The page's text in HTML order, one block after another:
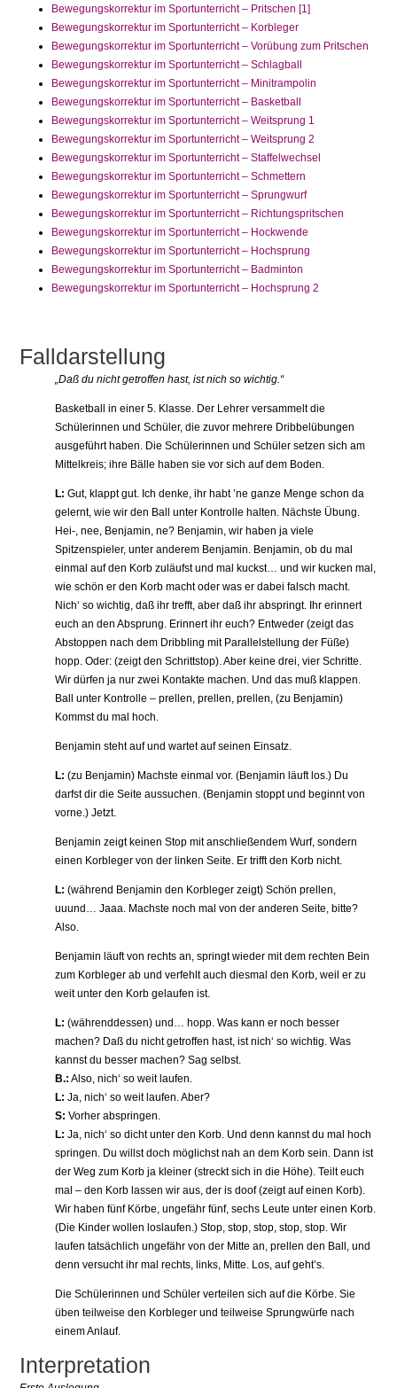
Bewegungskorrektur im Sportunterricht – Pritschen [1]
Bewegungskorrektur im Sportunterricht – Korbleger
Bewegungskorrektur im Sportunterricht – Vorübung zum Pritschen
Bewegungskorrektur im Sportunterricht – Schlagball
Bewegungskorrektur im Sportunterricht – Minitrampolin
Bewegungskorrektur im Sportunterricht – Basketball
Bewegungskorrektur im Sportunterricht – Weitsprung 1
Bewegungskorrektur im Sportunterricht – Weitsprung 2
Bewegungskorrektur im Sportunterricht – Staffelwechsel
Bewegungskorrektur im Sportunterricht – Schmettern
Bewegungskorrektur im Sportunterricht – Sprungwurf
Bewegungskorrektur im Sportunterricht – Richtungspritschen
Bewegungskorrektur im Sportunterricht – Hockwende
Bewegungskorrektur im Sportunterricht – Hochsprung
Bewegungskorrektur im Sportunterricht – Badminton
Bewegungskorrektur im Sportunterricht – Hochsprung 2
Falldarstellung
„Daß du nicht getroffen hast, ist nich so wichtig.“
Basketball in einer 5. Klasse. Der Lehrer versammelt die
Schülerinnen und Schüler, die zuvor mehrere Dribbelübungen
ausgeführt haben. Die Schülerinnen und Schüler setzen sich am
Mittelkreis; ihre Bälle haben sie vor sich auf dem Boden.
L: Gut, klappt gut. Ich denke, ihr habt ’ne ganze Menge schon da
gelernt, wie wir den Ball unter Kontrolle halten. Nächste Übung.
Hei-, nee, Benjamin, ne? Benjamin, wir haben ja viele
Spitzenspieler, unter anderem Benjamin. Benjamin, ob du mal
einmal auf den Korb zuläufst und mal kuckst… und wir kucken mal,
wie schön er den Korb macht oder was er dabei falsch macht.
Nich‘ so wichtig, daß ihr trefft, aber daß ihr abspringt. Ihr erinnert
euch an den Absprung. Erinnert ihr euch? Entweder (zeigt das
Abstoppen nach dem Dribbling mit Parallelstellung der Füße)
hopp. Oder: (zeigt den Schrittstop). Aber keine drei, vier Schritte.
Wir dürfen ja nur zwei Kontakte machen. Und das muß klappen.
Ball unter Kontrolle – prellen, prellen, prellen, (zu Benjamin)
Kommst du mal hoch.
Benjamin steht auf und wartet auf seinen Einsatz.
L: (zu Benjamin) Machste einmal vor. (Benjamin läuft los.) Du
darfst dir die Seite aussuchen. (Benjamin stoppt und beginnt von
vorne.) Jetzt.
Benjamin zeigt keinen Stop mit anschließendem Wurf, sondern
einen Korbleger von der linken Seite. Er trifft den Korb nicht.
L: (während Benjamin den Korbleger zeigt) Schön prellen,
uuund… Jaaa. Machste noch mal von der anderen Seite, bitte?
Also.
Benjamin läuft von rechts an, springt wieder mit dem rechten Bein
zum Korbleger ab und verfehlt auch diesmal den Korb, weil er zu
weit unter den Korb gelaufen ist.
L: (währenddessen) und… hopp. Was kann er noch besser
machen? Daß du nicht getroffen hast, ist nich‘ so wichtig. Was
kannst du besser machen? Sag selbst.
B.: Also, nich‘ so weit laufen.
L: Ja, nich‘ so weit laufen. Aber?
S: Vorher abspringen.
L: Ja, nich‘ so dicht unter den Korb. Und denn kannst du mal hoch
springen. Du willst doch möglichst nah an dem Korb sein. Dann ist
der Weg zum Korb ja kleiner (streckt sich in die Höhe). Teilt euch
mal – den Korb lassen wir aus, der is doof (zeigt auf einen Korb).
Wir haben fünf Körbe, ungefähr fünf, sechs Leute unter einen Korb.
(Die Kinder wollen loslaufen.) Stop, stop, stop, stop, stop. Wir
laufen tatsächlich ungefähr von der Mitte an, prellen den Ball, und
denn versucht ihr mal rechts, links, Mitte. Los, auf geht’s.
Die Schülerinnen und Schüler verteilen sich auf die Körbe. Sie
üben teilweise den Korbleger und teilweise Sprungwürfe nach
einem Anlauf.
Interpretation